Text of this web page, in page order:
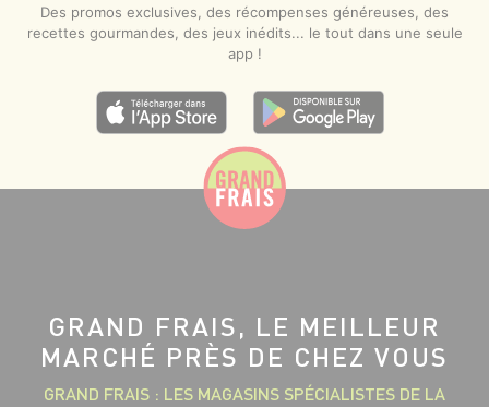
Des promos exclusives, des récompenses généreuses, des
recettes gourmandes, des jeux inédits... le tout dans une seule
app !
GRAND FRAIS, LE MEILLEUR
MARCHÉ PRÈS DE CHEZ VOUS
GRAND FRAIS : LES MAGASINS SPÉCIALISTES DE LA